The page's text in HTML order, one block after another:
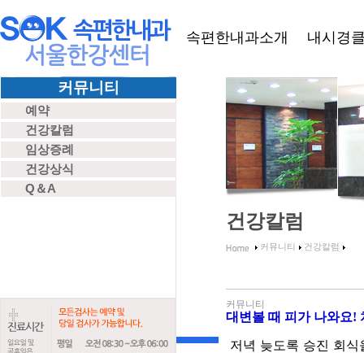
속편한내과소개 내시경
커뮤니티
예약
건강칼럼
임상증례
건강상식
Q＆A
건강칼럼
커뮤니티 건강칼럼
커뮤니티
대변볼 때 피가 나와요!
저녁 늦도록 승진 회